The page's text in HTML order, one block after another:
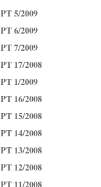
PT 5/2009
PT 6/2009
PT 7/2009
PT 17/2008
PT 1/2009
PT 16/2008
PT 15/2008
PT 14/2008
PT 13/2008
PT 12/2008
PT 11/2008